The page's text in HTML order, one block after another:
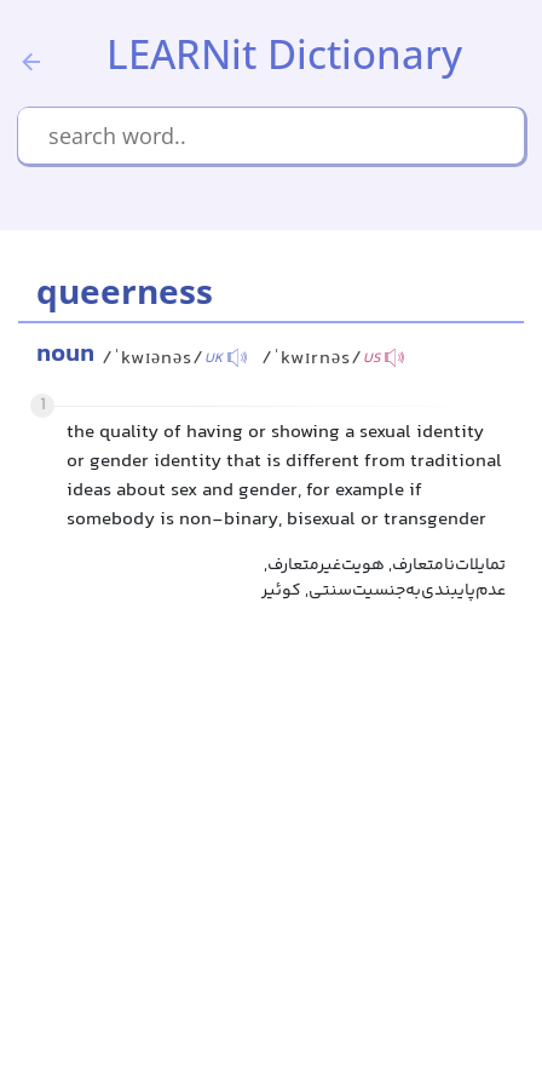
LEARNit Dictionary
queerness
noun /ˈkwɪənəs/UK /ˈkwɪrnəs/US
1
the quality of having or showing a sexual identity
or gender identity that is different from traditional
ideas about sex and gender, for example if
somebody is non-binary, bisexual or transgender
تمایلات‌نامتعارف, هویت‌غیرمتعارف,
عدم‌پایبندی‌به‌جنسیت‌سنتی, کوئیر